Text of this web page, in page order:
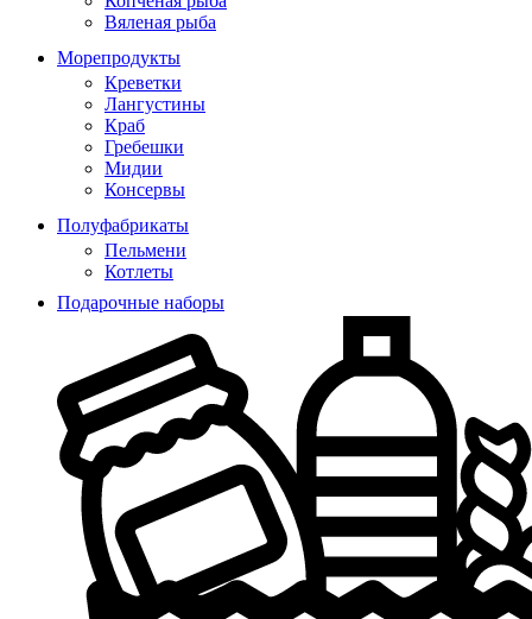
Вяленая рыба
Морепродукты
Креветки
Лангустины
Краб
Гребешки
Мидии
Консервы
Полуфабрикаты
Пельмени
Котлеты
Подарочные наборы